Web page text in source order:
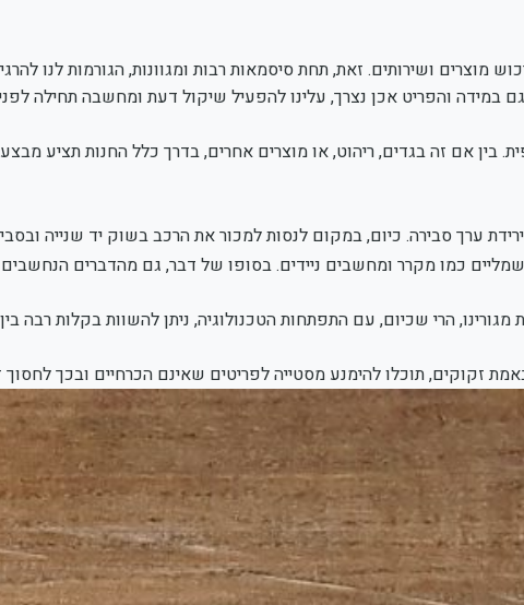
ושירותים. זאת, תחת סיסמאות רבות ומגוונות, הגורמות לנו
במידה והפריט אכן נצרך, עלינו להפעיל שיקול דעת ומחשבה
אם זה בגדים, ריהוט, או מוצרים אחרים, בדרך כלל החנות
סבירה. כיום, במקום לנסות למכור את הרכב בשוק יד שנייה
כמו מקרר ומחשבים ניידים. בסופו של דבר, גם מהדברים
הרי שכיום, עם התפתחות הטכנולוגיה, ניתן להשוות בקלות
זקוקים, תוכלו להימנע מסטייה לפריטים שאינם הכרחיים ובכך לחסוך